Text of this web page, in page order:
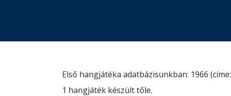
Első hangjátéka adatbázisunkban: 1966 (címe:
1 hangjáték készült tőle.